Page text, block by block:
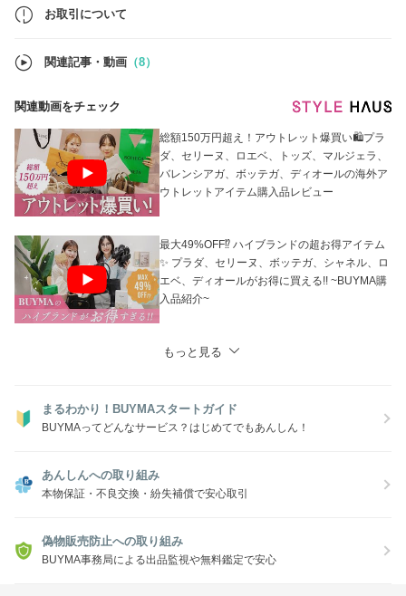
気になる商品やご質問等ございましたら、まだ当店で出品されていない
商品お気軽にお問い合わせください。
お取引について
関連記事・動画 （8）
関連動画をチェック
総額150万円超え！アウトレット爆買い🛍プラ
ダ、セリーヌ、ロエベ、トッズ、マルジェラ、
バレンシアガ、ボッテガ、ディオールの海外ア
ウトレットアイテム購入品レビュー
最大49%OFF⁉ ハイブランドの超お得アイテム
✨ プラダ、セリーヌ、ボッテガ、シャネル、ロ
エベ、ディオールがお得に買える!! ~BUYMA購
入品紹介~
もっと見る
まるわかり！BUYMAスタートガイド
BUYMAってどんなサービス？はじめてでもあんしん！
あんしんへの取り組み
本物保証・不良交換・紛失補償で安心取引
偽物販売防止への取り組み
BUYMA事務局による出品監視や無料鑑定で安心